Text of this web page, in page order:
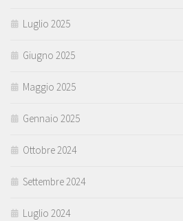
Luglio 2025
Giugno 2025
Maggio 2025
Gennaio 2025
Ottobre 2024
Settembre 2024
Luglio 2024